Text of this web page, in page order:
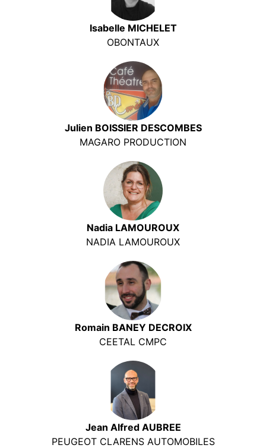
Isabelle MICHELET
OBONTAUX
Julien BOISSIER DESCOMBES
MAGARO PRODUCTION
Nadia LAMOUROUX
NADIA LAMOUROUX
Romain BANEY DECROIX
CEETAL CMPC
Jean Alfred AUBREE
PEUGEOT CLARENS AUTOMOBILES